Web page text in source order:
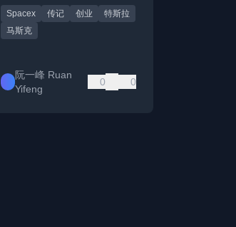
Spacex 传记 创业
特斯拉
马斯克
阮一峰 Ruan
Yifeng
0 0